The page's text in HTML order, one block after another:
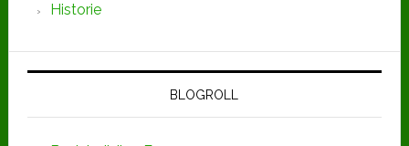
Historie
BLOGROLL